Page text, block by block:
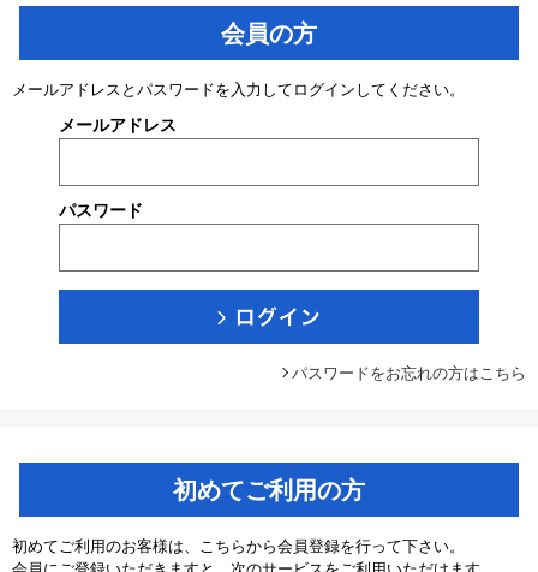
会員の方
メールアドレスとパスワードを入力してログインしてください。
メールアドレス
パスワード
パスワードをお忘れの方はこちら
初めてご利用の方
初めてご利用のお客様は、こちらから会員登録を行って下さい。